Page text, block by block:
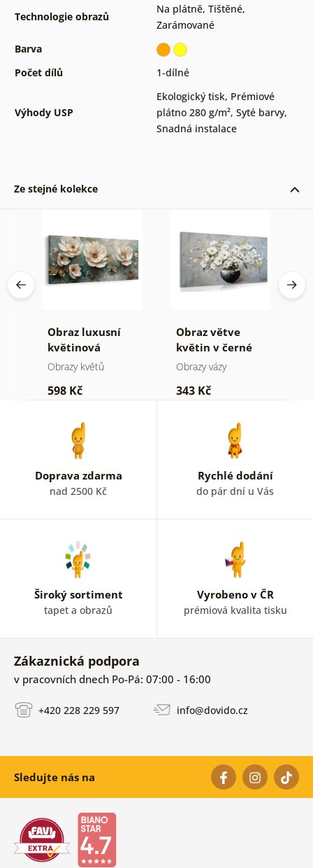
Technologie obrazů
Na plátně, Tištěné,
Zarámované
Barva
Počet dílů
1-dílné
Výhody USP
Ekologický tisk, Prémiové
plátno 280 g/m², Syté barvy,
Snadná instalace
Ze stejné kolekce
Obraz luxusní
květinová
harmonie
Obrazy květů
598 Kč
Obraz větve
květin v černé
váze
Obrazy vázy
343 Kč
Doprava zdarma
nad 2500 Kč
Rychlé dodání
do pár dní u Vás
Široký sortiment
tapet a obrazů
Vyrobeno v ČR
prémiová kvalita tisku
Zákaznická podpora
v pracovních dnech Po-Pá: 07:00 - 16:00
+420 228 229 597 info@dovido.cz
Sledujte nás na